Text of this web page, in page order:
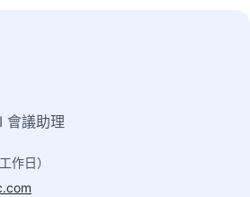
會議助理
作日）